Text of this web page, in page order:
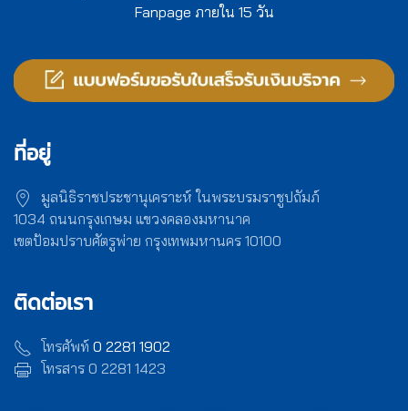
Fanpage ภายใน 15 วัน
ที่อยู่
มูลนิธิราชประชานุเคราะห์ ในพระบรมราชูปถัมภ์
1034 ถนนกรุงเกษม แขวงคลองมหานาค
เขตป้อมปราบศัตรูพ่าย กรุงเทพมหานคร 10100
ติดต่อเรา
โทรศัพท์ 0 2281 1902
โทรสาร 0 2281 1423